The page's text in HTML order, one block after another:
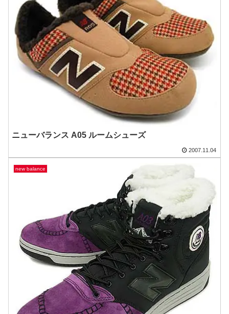
ニューバランス A05 ルームシューズ
2007.11.04
new balance